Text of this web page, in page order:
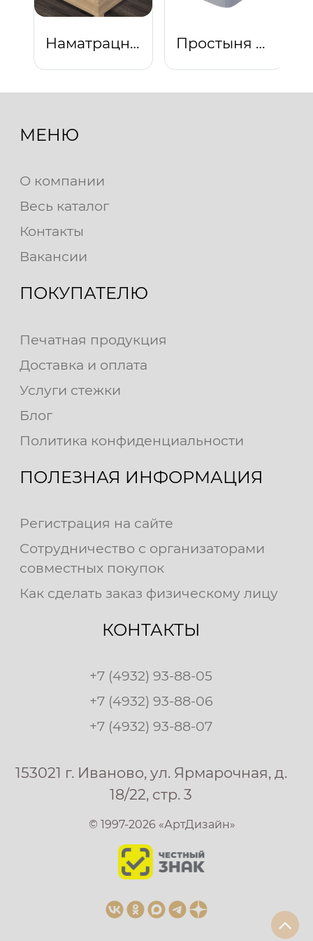
Наматрацник "Бамбук" (Тик) Простыня на резинке "Платина"
МЕНЮ
О компании
Весь каталог
Контакты
Вакансии
ПОКУПАТЕЛЮ
Печатная продукция
Доставка и оплата
Услуги стежки
Блог
Политика конфиденциальности
ПОЛЕЗНАЯ ИНФОРМАЦИЯ
Регистрация на сайте
Сотрудничество с организаторами
совместных покупок
Как сделать заказ физическому лицу
КОНТАКТЫ
+7 (4932) 93-88-05
+7 (4932) 93-88-06
+7 (4932) 93-88-07
153021 г. Иваново, ул. Ярмарочная, д.
18/22, стр. 3
© 1997-2026 «АртДизайн»